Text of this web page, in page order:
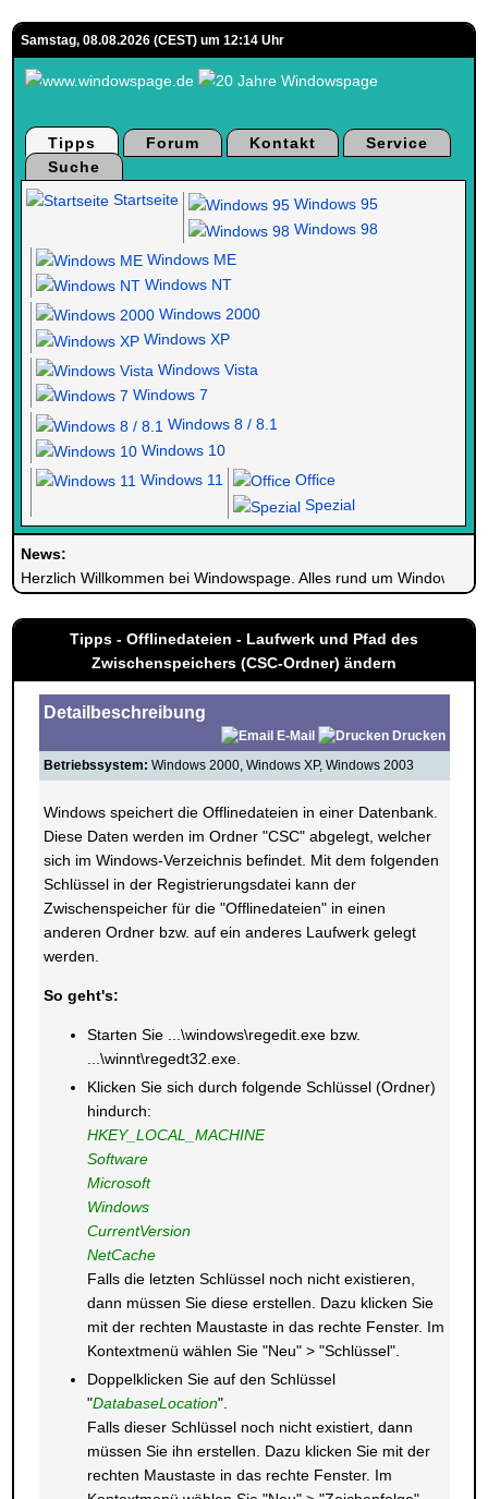
Samstag, 08.08.2026 (CEST) um 12:14 Uhr
Tipps Forum Kontakt
Service
Suche
Startseite
Windows 95
Windows 98
Windows ME
Windows NT
Windows 2000
Windows XP
Windows Vista
Windows 7
Windows 8 / 8.1
Windows 10
Windows 11
Office
Spezial
News:
Herzlich Willkommen bei Windowspage. Alles rund um Windows.
Tipps - Offlinedateien - Laufwerk und Pfad des
Zwischenspeichers (CSC-Ordner) ändern
Detailbeschreibung
E-Mail
Drucken
Betriebssystem: Windows 2000, Windows XP, Windows 2003
Windows speichert die Offlinedateien in einer Datenbank.
Diese Daten werden im Ordner "CSC" abgelegt, welcher
sich im Windows-Verzeichnis befindet. Mit dem folgenden
Schlüssel in der Registrierungsdatei kann der
Zwischenspeicher für die "Offlinedateien" in einen
anderen Ordner bzw. auf ein anderes Laufwerk gelegt
werden.
So geht's:
Starten Sie ...\windows\regedit.exe bzw.
...\winnt\regedt32.exe.
Klicken Sie sich durch folgende Schlüssel (Ordner)
hindurch:
HKEY_LOCAL_MACHINE
Software
Microsoft
Windows
CurrentVersion
NetCache
Falls die letzten Schlüssel noch nicht existieren,
dann müssen Sie diese erstellen. Dazu klicken Sie
mit der rechten Maustaste in das rechte Fenster. Im
Kontextmenü wählen Sie "Neu" > "Schlüssel".
Doppelklicken Sie auf den Schlüssel
"DatabaseLocation".
Falls dieser Schlüssel noch nicht existiert, dann
müssen Sie ihn erstellen. Dazu klicken Sie mit der
rechten Maustaste in das rechte Fenster. Im